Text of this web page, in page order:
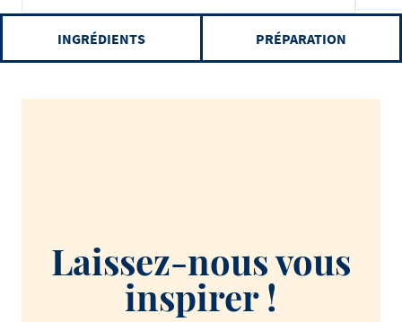
INGRÉDIENTS PRÉPARATION
Laissez-nous vous
inspirer !